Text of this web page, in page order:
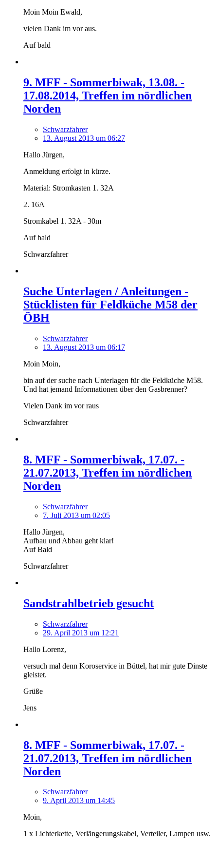
Moin Moin Ewald,
vielen Dank im vor aus.
Auf bald
9. MFF - Sommerbiwak, 13.08. -
17.08.2014, Treffen im nördlichen
Norden
Schwarzfahrer
13. August 2013 um 06:27
Hallo Jürgen,
Anmeldung erfolgt in kürze.
Material: Stromkasten 1. 32A
2. 16A
Stromkabel 1. 32A - 30m
Auf bald
Schwarzfahrer
Suche Unterlagen / Anleitungen -
Stücklisten für Feldküche M58 der
ÖBH
Schwarzfahrer
13. August 2013 um 06:17
Moin Moin,
bin auf der suche nach Unterlagen für die Feldküche M58.
Und hat jemand Informationen über den Gasbrenner?
Vielen Dank im vor raus
Schwarzfahrer
8. MFF - Sommerbiwak, 17.07. -
21.07.2013, Treffen im nördlichen
Norden
Schwarzfahrer
7. Juli 2013 um 02:05
Hallo Jürgen,
Aufbau und Abbau geht klar!
Auf Bald
Schwarzfahrer
Sandstrahlbetrieb gesucht
Schwarzfahrer
29. April 2013 um 12:21
Hallo Lorenz,
versuch mal denn Koroservice in Büttel, hat mir gute Dinste
gleistet.
Grüße
Jens
8. MFF - Sommerbiwak, 17.07. -
21.07.2013, Treffen im nördlichen
Norden
Schwarzfahrer
9. April 2013 um 14:45
Moin,
1 x Lichterkette, Verlängerungskabel, Verteiler, Lampen usw.